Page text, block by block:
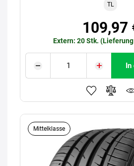
TL
109,97
Extern: 20 Stk.
In
Mittelklasse